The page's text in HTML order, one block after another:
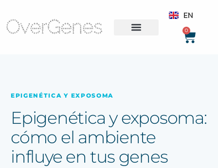
EN
PT
0
EPIGENÉTICA Y EXPOSOMA
Epigenética y exposoma:
cómo el ambiente
influye en tus genes